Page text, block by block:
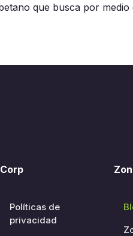
que busca por
Corp
Políticas de
privacidad